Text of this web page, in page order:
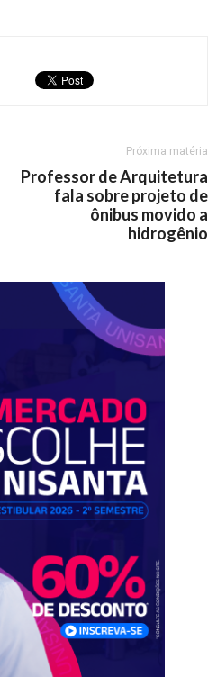
Próxima matéria
Professor de Arquitetura
fala sobre projeto de
ônibus movido a
hidrogênio